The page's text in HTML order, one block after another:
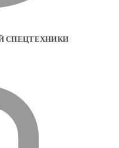
СПЕЦТЕХНИКИ